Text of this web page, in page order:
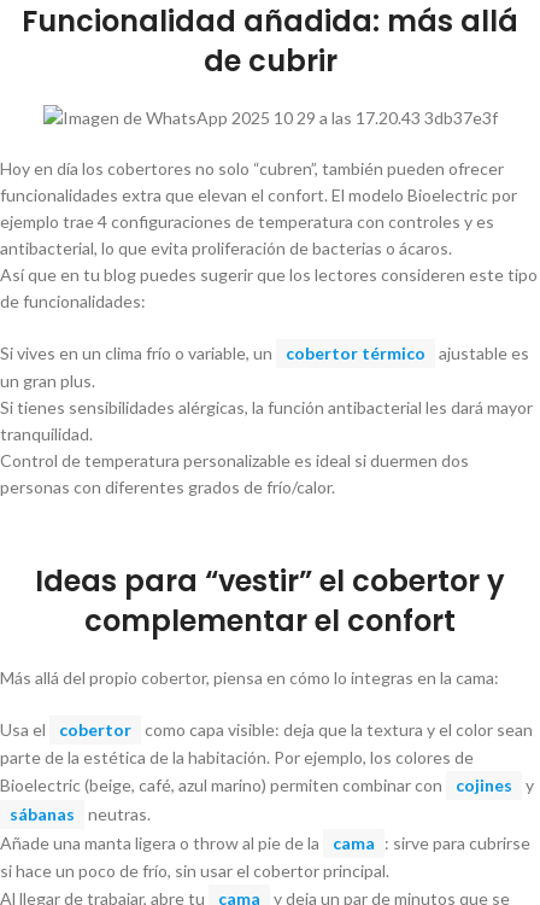
Funcionalidad añadida: más allá
de cubrir
Hoy en día los cobertores no solo “cubren”, también pueden ofrecer
funcionalidades extra que elevan el confort. El modelo Bioelectric por
ejemplo trae 4 configuraciones de temperatura con controles y es
antibacterial, lo que evita proliferación de bacterias o ácaros.
Así que en tu blog puedes sugerir que los lectores consideren este tipo
de funcionalidades:
Si vives en un clima frío o variable, un cobertor térmico
ajustable es
un gran plus.
Si tienes sensibilidades alérgicas, la función antibacterial les dará mayor
tranquilidad.
Control de temperatura personalizable es ideal si duermen dos
personas con diferentes grados de frío/calor.
Ideas para “vestir” el cobertor y
complementar el confort
Más allá del propio cobertor, piensa en cómo lo integras en la cama:
Usa el cobertor
como capa visible: deja que la textura y el color sean
parte de la estética de la habitación. Por ejemplo, los colores de
Bioelectric (beige, café, azul marino) permiten combinar con
cojines
y
sábanas
neutras.
Añade una manta ligera o throw al pie de la
cama : sirve para cubrirse
si hace un poco de frío, sin usar el cobertor principal.
Al llegar de trabajar, abre tu
cama y deja un par de minutos que se